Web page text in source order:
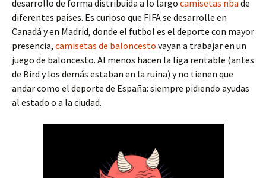
desarrollo de forma distribuida a lo largo camisetas nba de
diferentes países. Es curioso que FIFA se desarrolle en
Canadá y en Madrid, donde el futbol es el deporte con mayor
presencia, camisetas de baloncesto vayan a trabajar en un
juego de baloncesto. Al menos hacen la liga rentable (antes
de Bird y los demás estaban en la ruina) y no tienen que
andar como el deporte de España: siempre pidiendo ayudas
al estado o a la ciudad.